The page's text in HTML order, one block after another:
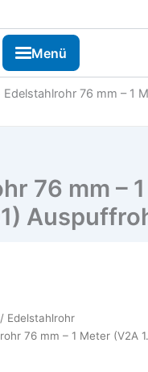
Menü
Edelstahlrohr 76 mm – 1
76 mm –
/ Edelstahlrohr
76 mm – 1 Meter (V2A